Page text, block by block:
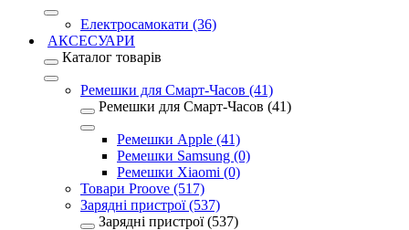
Електросамокати (36)
АКСЕСУАРИ
Каталог товарів
Ремешки для Смарт-Часов (41)
Ремешки для Смарт-Часов (41)
Ремешки Apple (41)
Ремешки Samsung (0)
Ремешки Xiaomi (0)
Товари Proove (517)
Зарядні пристрої (537)
Зарядні пристрої (537)